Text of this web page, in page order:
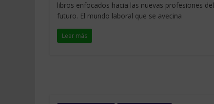
libros enfocados hacia las nuevas profesiones del
futuro. El mundo laboral que se avecina
Leer más